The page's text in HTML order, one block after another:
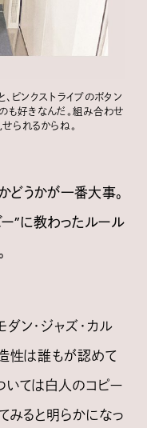
ピンクストライプのボタン
も好きなんだ。組み合わせ
られるからね。
どうかが一番大事。
”に教わったルール
ン・ジャズ・カル
性は誰もが認めて
いては白人のコピー
みると明らかになっ